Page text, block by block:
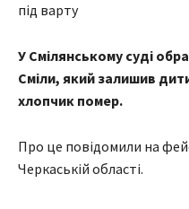
під варту
У Смілянському суді
Сміли, який залишив
хлопчик помер.
Про це повідомили на
Черкаській області.